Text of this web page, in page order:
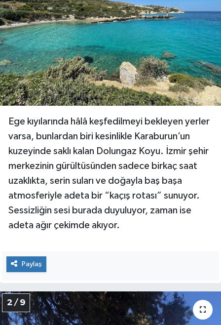
Ege kıyılarında hâlâ keşfedilmeyi bekleyen yerler
varsa, bunlardan biri kesinlikle Karaburun’un
kuzeyinde saklı kalan Dolungaz Koyu. İzmir şehir
merkezinin gürültüsünden sadece birkaç saat
uzaklıkta, serin suları ve doğayla baş başa
atmosferiyle adeta bir “kaçış rotası” sunuyor.
Sessizliğin sesi burada duyuluyor, zaman ise
adeta ağır çekimde akıyor.
Paylaş
2 / 9